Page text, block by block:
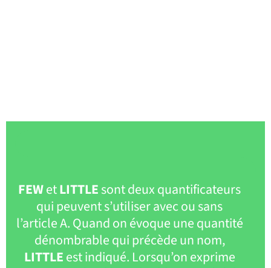
FEWetLITTLEsont deux quantificateurs
qui peuvent s’utiliser avec ou sans
l’article A. Quand on évoque une quantité
dénombrable qui précède un nom,
LITTLEest indiqué. Lorsqu’on exprime